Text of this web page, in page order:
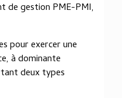
de gestion PME-PMI,
pour exercer une
à dominante
deux types